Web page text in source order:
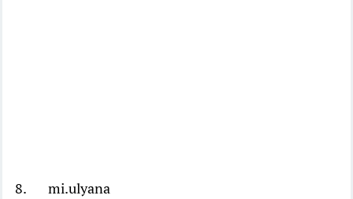
8. mi.ulyana